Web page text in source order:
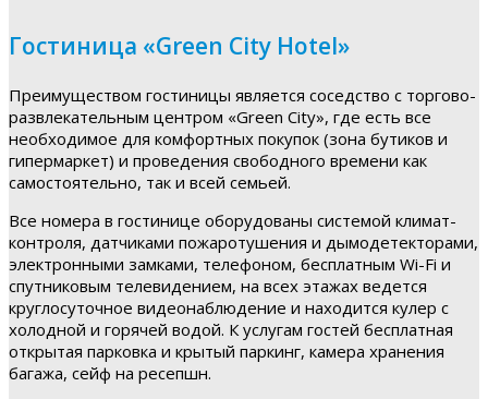
Гостиница «Green City Hotel»
Преимуществом гостиницы является соседство с торгово-
развлекательным центром «Green City», где есть все
необходимое для комфортных покупок (зона бутиков и
гипермаркет) и проведения свободного времени как
самостоятельно, так и всей семьей.
Все номера в гостинице оборудованы системой климат-
контроля, датчиками пожаротушения и дымодетекторами,
электронными замками, телефоном, бесплатным Wi-Fi и
спутниковым телевидением, на всех этажах ведется
круглосуточное видеонаблюдение и находится кулер с
холодной и горячей водой. К услугам гостей бесплатная
открытая парковка и крытый паркинг, камера хранения
багажа, сейф на ресепшн.